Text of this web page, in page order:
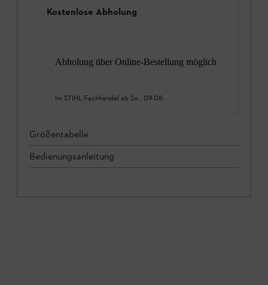
Kostenlose Abholung
Abholung über Online-Bestellung möglich
Im STIHL Fachhandel ab So., 09.08.
Größentabelle
Bedienungsanleitung